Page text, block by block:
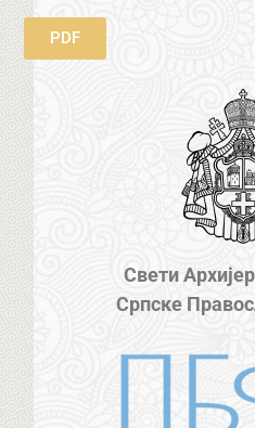
PDF
Свети
Српске